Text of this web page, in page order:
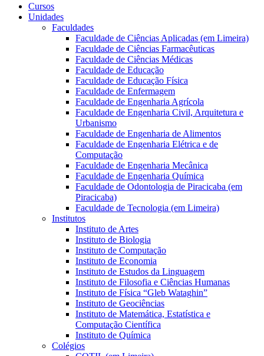
Cursos
Unidades
Faculdades
Faculdade de Ciências Aplicadas (em Limeira)
Faculdade de Ciências Farmacêuticas
Faculdade de Ciências Médicas
Faculdade de Educação
Faculdade de Educação Física
Faculdade de Enfermagem
Faculdade de Engenharia Agrícola
Faculdade de Engenharia Civil, Arquitetura e
Urbanismo
Faculdade de Engenharia de Alimentos
Faculdade de Engenharia Elétrica e de
Computação
Faculdade de Engenharia Mecânica
Faculdade de Engenharia Química
Faculdade de Odontologia de Piracicaba (em
Piracicaba)
Faculdade de Tecnologia (em Limeira)
Institutos
Instituto de Artes
Instituto de Biologia
Instituto de Computação
Instituto de Economia
Instituto de Estudos da Linguagem
Instituto de Filosofia e Ciências Humanas
Instituto de Física “Gleb Wataghin”
Instituto de Geociências
Instituto de Matemática, Estatística e
Computação Científica
Instituto de Química
Colégios